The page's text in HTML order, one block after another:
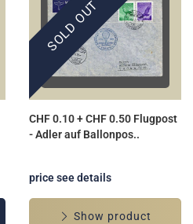
SOLD OUT
CHF 0.10 + CHF 0.50 Flugpost
- Adler auf Ballonpos..
price see details
Show product